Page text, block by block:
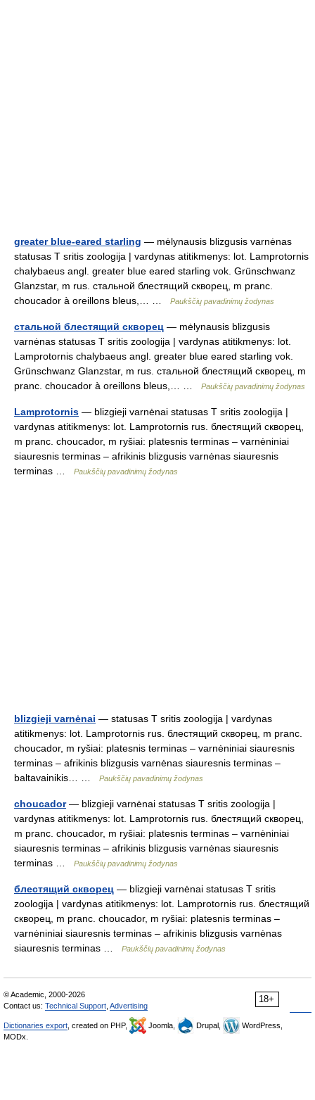
greater blue-eared starling — mėlynausis blizgusis varnėnas
statusas T sritis zoologija | vardynas atitikmenys: lot. Lamprotornis
chalybaeus angl. greater blue eared starling vok. Grünschwanz
Glanzstar, m rus. стальной блестящий скворец, m pranc.
choucador à oreillons bleus,… …
Paukščių pavadinimų žodynas
стальной блестящий скворец — mėlynausis blizgusis
varnėnas statusas T sritis zoologija | vardynas atitikmenys: lot.
Lamprotornis chalybaeus angl. greater blue eared starling vok.
Grünschwanz Glanzstar, m rus. стальной блестящий скворец, m
pranc. choucador à oreillons bleus,… …
Paukščių pavadinimų žodynas
Lamprotornis — blizgieji varnėnai statusas T sritis zoologija |
vardynas atitikmenys: lot. Lamprotornis rus. блестящий скворец,
m pranc. choucador, m ryšiai: platesnis terminas – varnėniniai
siauresnis terminas – afrikinis blizgusis varnėnas siauresnis
terminas …
Paukščių pavadinimų žodynas
blizgieji varnėnai — statusas T sritis zoologija | vardynas
atitikmenys: lot. Lamprotornis rus. блестящий скворец, m pranc.
choucador, m ryšiai: platesnis terminas – varnėniniai siauresnis
terminas – afrikinis blizgusis varnėnas siauresnis terminas –
baltavainikis… …
Paukščių pavadinimų žodynas
choucador— blizgieji varnėnai statusas T sritis zoologija |
vardynas atitikmenys: lot. Lamprotornis rus. блестящий скворец,
m pranc. choucador, m ryšiai: platesnis terminas – varnėniniai
siauresnis terminas – afrikinis blizgusis varnėnas siauresnis
terminas …
Paukščių pavadinimų žodynas
блестящий скворец — blizgieji varnėnai statusas T sritis
zoologija | vardynas atitikmenys: lot. Lamprotornis rus. блестящий
скворец, m pranc. choucador, m ryšiai: platesnis terminas –
varnėniniai siauresnis terminas – afrikinis blizgusis varnėnas
siauresnis terminas …
Paukščių pavadinimų žodynas
18+
© Academic, 2000-2026
Contact us: Technical Support Advertising
Dictionaries export , created on PHP, Joomla, Drupal,
WordPress,
MODx.